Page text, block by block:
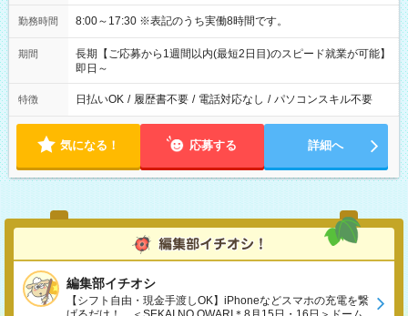
勤務時間 8:00～17:30 ※表記のうち実働8時間です。
期間
長期【ご応募から1週間以内(最短2日目)のスピード就業が可能】
即日～
特徴 日払いOK / 履歴書不要 / 電話対応なし / パソコンスキル不要
気になる！ 応募する 詳細へ
編集部イチオシ
【シフト自由・現金手渡しOK】iPhoneなどスマホの充電を繋